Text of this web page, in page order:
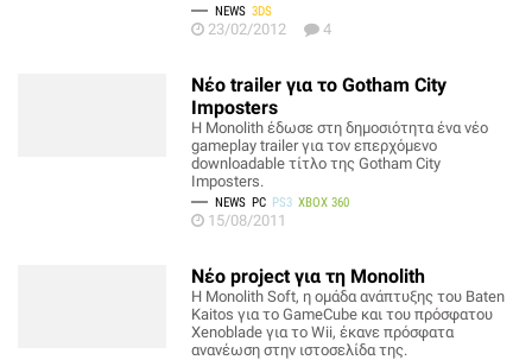
NEWS 3DS
23/02/2012 4
Νέο trailer για το Gotham City
Imposters
Η Monolith έδωσε στη δημοσιότητα ένα νέο
gameplay trailer για τον επερχόμενο
downloadable τίτλο της Gotham City
Imposters.
NEWS PC PS3 XBOX 360
15/08/2011
Νέο project για τη Monolith
Η Monolith Soft, η ομάδα ανάπτυξης του Baten
Kaitos για το GameCube και του πρόσφατου
Xenoblade για το Wii, έκανε πρόσφατα
ανανέωση στην ιστοσελίδα της.